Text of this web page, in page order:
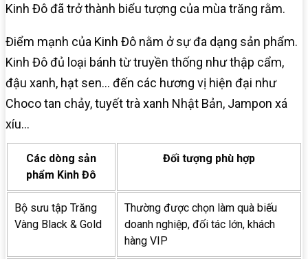
Kinh Đô đã trở thành biểu tượng của mùa trăng rằm.
Điểm mạnh của Kinh Đô nằm ở sự đa dạng sản phẩm.
Kinh Đô đủ loại bánh từ truyền thống như thập cẩm,
đậu xanh, hạt sen… đến các hương vị hiện đại như
Choco tan chảy, tuyết trà xanh Nhật Bản, Jampon xá
xíu…
Các dòng sản
phẩm Kinh Đô
Đối tượng phù hợp
Bộ sưu tập Trăng
Vàng Black & Gold
Thường được chọn làm quà biếu
doanh nghiệp, đối tác lớn, khách
hàng VIP